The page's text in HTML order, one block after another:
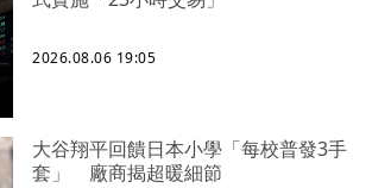
2026.08.06 19:05
大谷翔平回饋日本小學「每校普發3手
套」 廠商揭超暖細節